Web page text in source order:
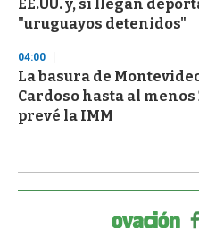
EE.UU. y, si llegan
"uruguayos detenidos"
04:00
La basura de
Cardoso hasta al menos
prevé la IMM